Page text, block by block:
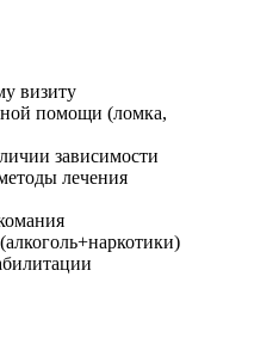
визиту
помощи (ломка,
зависимости
лечения